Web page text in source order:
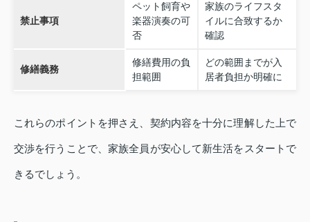
禁止事項
ペット飼育や
楽器演奏の可
否
家族のライフスタ
イルに合致するか
確認
修繕義務
修繕費用の負
担範囲
どの範囲までが入
居者負担か明確に
これらのポイントを押さえ、契約内容を十分に理解した上で
交渉を行うことで、家族全員が安心して新生活をスタートで
きるでしょう。